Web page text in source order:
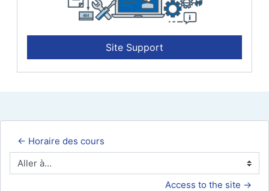
Site Support
← Horaire des cours
Aller à…
Access to the site →